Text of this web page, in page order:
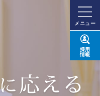
メニュー
採用
情報